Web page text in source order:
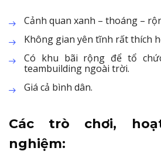
Cảnh quan xanh – thoáng –
Không gian yên tĩnh rất thích
Có khu bãi rộng để tổ
teambuilding ngoài trời.
Giá cả bình dân.
Các trò chơi,
nghiệm: